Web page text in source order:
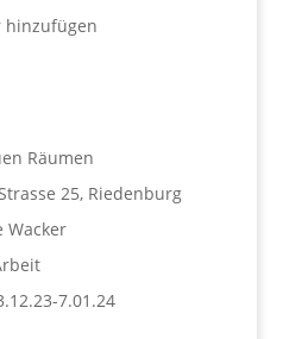
hinzufügen
Räumen
25, Riedenburg
Wacker
7.01.24